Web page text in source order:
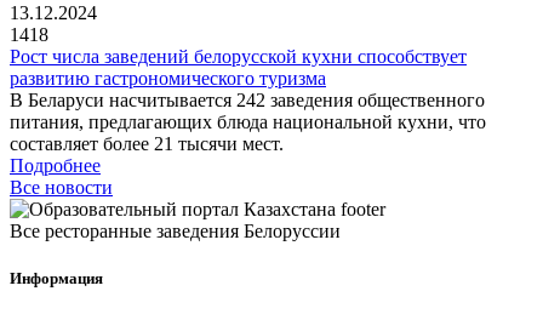
13.12.2024
1418
Рост числа заведений белорусской кухни способствует
развитию гастрономического туризма
В Беларуси насчитывается 242 заведения общественного
питания, предлагающих блюда национальной кухни, что
составляет более 21 тысячи мест.
Подробнее
Все новости
Все ресторанные заведения Белоруссии
Информация